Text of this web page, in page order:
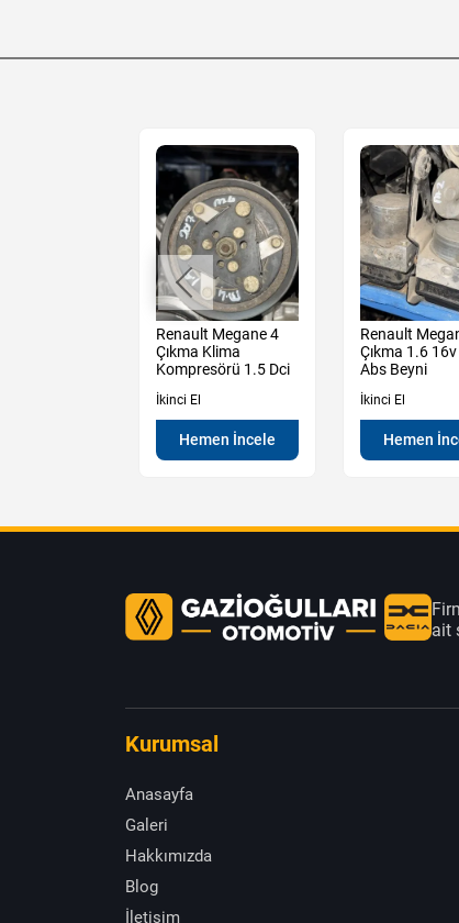
Renault Megane 4
Çıkma Klima
Kompresörü 1.5 Dci
İkinci El
Hemen İncele
Renault
Çıkma 1.6 16v
Abs Beyni
İkinci El
Hemen
ait
Kurumsal
Anasayfa
Galeri
Hakkımızda
Blog
İletişim